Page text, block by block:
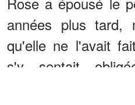
années plus tard,
qu'elle ne l'avait
s'y sentait